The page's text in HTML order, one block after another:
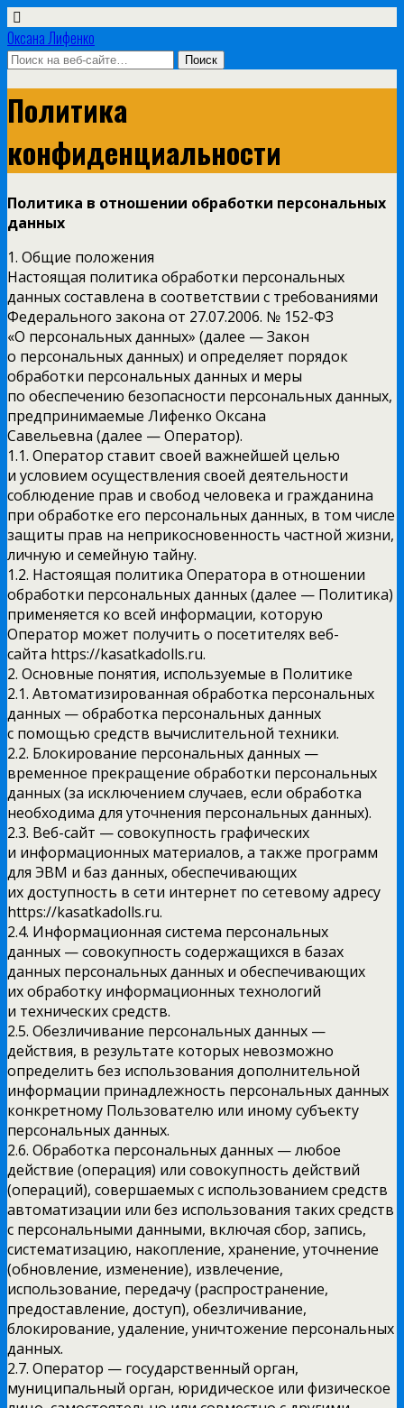
Оксана Лифенко
Политика
конфиденциальности
Политика в отношении обработки персональных
данных
1. Общие положения
Настоящая политика обработки персональных
данных составлена в соответствии с требованиями
Федерального закона от 27.07.2006. № 152-ФЗ
«О персональных данных» (далее — Закон
о персональных данных) и определяет порядок
обработки персональных данных и меры
по обеспечению безопасности персональных данных,
предпринимаемые Лифенко Оксана
Савельевна (далее — Оператор).
1.1. Оператор ставит своей важнейшей целью
и условием осуществления своей деятельности
соблюдение прав и свобод человека и гражданина
при обработке его персональных данных, в том числе
защиты прав на неприкосновенность частной жизни,
личную и семейную тайну.
1.2. Настоящая политика Оператора в отношении
обработки персональных данных (далее — Политика)
применяется ко всей информации, которую
Оператор может получить о посетителях веб-
сайта https://kasatkadolls.ru.
2. Основные понятия, используемые в Политике
2.1. Автоматизированная обработка персональных
данных — обработка персональных данных
с помощью средств вычислительной техники.
2.2. Блокирование персональных данных —
временное прекращение обработки персональных
данных (за исключением случаев, если обработка
необходима для уточнения персональных данных).
2.3. Веб-сайт — совокупность графических
и информационных материалов, а также программ
для ЭВМ и баз данных, обеспечивающих
их доступность в сети интернет по сетевому адресу
https://kasatkadolls.ru.
2.4. Информационная система персональных
данных — совокупность содержащихся в базах
данных персональных данных и обеспечивающих
их обработку информационных технологий
и технических средств.
2.5. Обезличивание персональных данных —
действия, в результате которых невозможно
определить без использования дополнительной
информации принадлежность персональных данных
конкретному Пользователю или иному субъекту
персональных данных.
2.6. Обработка персональных данных — любое
действие (операция) или совокупность действий
(операций), совершаемых с использованием средств
автоматизации или без использования таких средств
с персональными данными, включая сбор, запись,
систематизацию, накопление, хранение, уточнение
(обновление, изменение), извлечение,
использование, передачу (распространение,
предоставление, доступ), обезличивание,
блокирование, удаление, уничтожение персональных
данных.
2.7. Оператор — государственный орган,
муниципальный орган, юридическое или физическое